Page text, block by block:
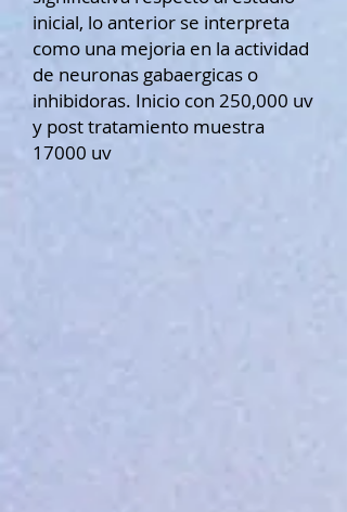
inicial, lo anterior se interpreta
como una mejoria en la actividad
de neuronas gabaergicas o
inhibidoras. Inicio con 250,000 uv
y post tratamiento muestra
17000 uv